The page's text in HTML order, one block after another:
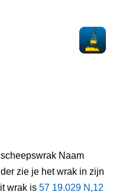
Naam
zie je het wrak in zijn
wrak is 57 19.029 N,12